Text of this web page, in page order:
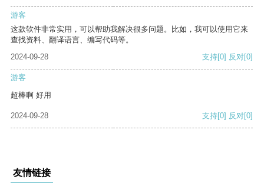
游客
这款软件非常实用，可以帮助我解决很多问题。比如，我可以使用它来
查找资料、翻译语言、编写代码等。
2024-09-28
支持[0] 反对[0]
游客
超棒啊 好用
2024-09-28 支持[0] 反对[0]
友情链接